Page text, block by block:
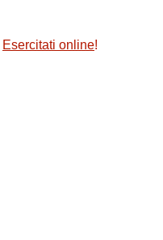
Esercitati online!